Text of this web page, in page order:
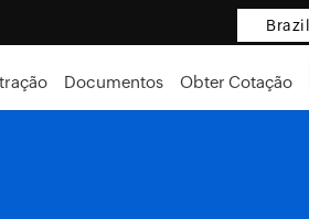
Brazil
Documentos Obter Cotação